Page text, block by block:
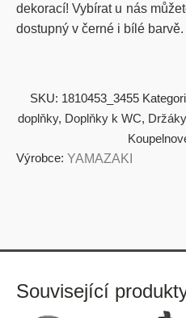
dekorací! Vybírat u nás
dostupný v černé i bílé barvě.
SKU: 1810453_3455
doplňky, Doplňky k WC,
Výrobce: YAMAZAKI
Související